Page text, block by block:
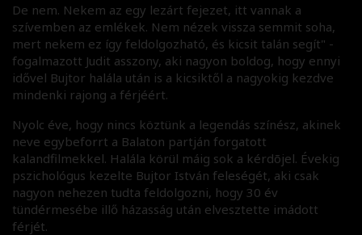
De nem. Nekem az egy lezárt fejezet, itt vannak a
szívemben az emlékek. Nem nézek vissza semmit soha,
mert nekem ez így feldolgozható, és kicsit talán segít" -
fogalmazott Judit asszony, aki nagyon boldog, hogy ennyi
idővel Bujtor halála után is a kicsiktől a nagyokig kezdve
mindenki rajong a férjéért.
Nyolc éve, hogy nincs köztünk a legendás színész, akinek
neve egybeforrt a Balaton partján forgatott
kalandfilmekkel. Halála körül máig sok a kérdõjel. Évekig
pszichológus kezelte Bujtor István feleségét, aki csak
nagyon nehezen tudta feldolgozni, hogy 30 év
tündérmesébe illő házasság után elvesztette imádott
férjét.